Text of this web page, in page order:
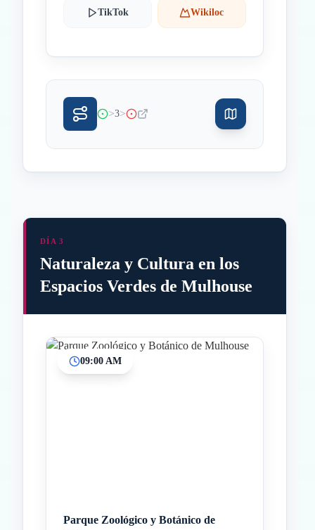
TikTok Wikiloc
>3>
DÍA 3
Naturaleza y Cultura en los
Espacios Verdes de Mulhouse
09:00 AM
Parque Zoológico y Botánico de